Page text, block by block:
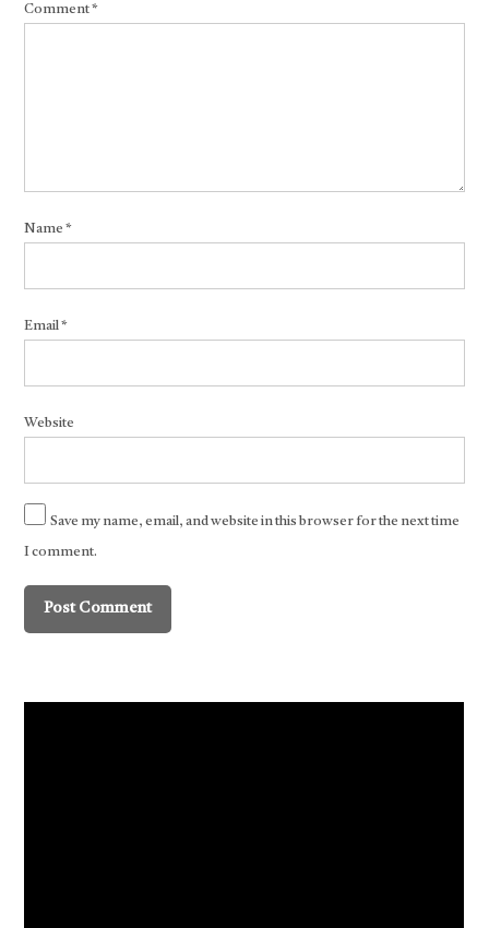
Comment*
Name*
Email*
Website
Save my name, email, and website in this browser for the next time
I comment.